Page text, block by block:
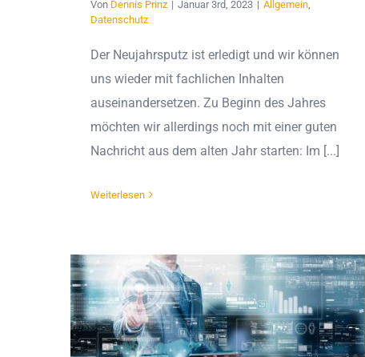
Von Dennis Prinz | Januar 3rd, 2023 | Allgemein
Datenschutz
Der Neujahrsputz ist erledigt und wir können
uns wieder mit fachlichen Inhalten
auseinandersetzen. Zu Beginn des Jahres
möchten wir allerdings noch mit einer guten
Nachricht aus dem alten Jahr starten: Im [...]
Weiterlesen